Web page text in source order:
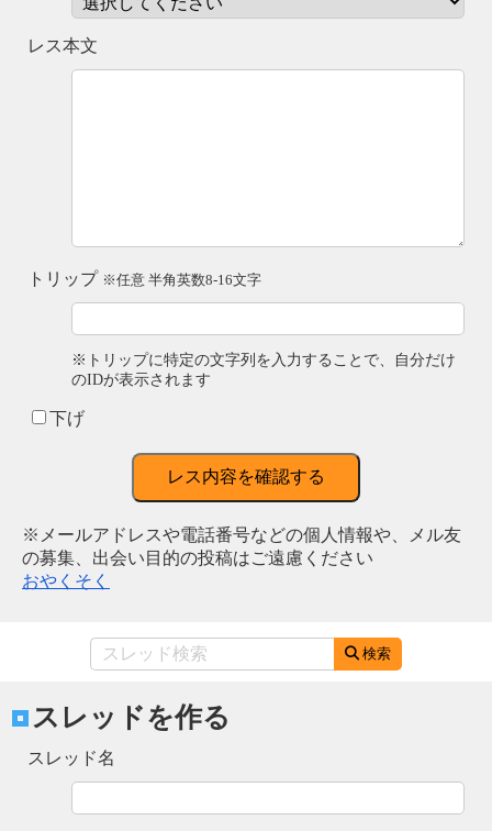
レス本文
トリップ ※任意 半角英数8-16文字
※トリップに特定の文字列を入力することで、自分だけ
のIDが表示されます
下げ
レス内容を確認する
※メールアドレスや電話番号などの個人情報や、メル友
の募集、出会い目的の投稿はご遠慮ください
おやくそく
検索
スレッドを作る
スレッド名